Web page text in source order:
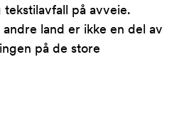
på avveie.
land er ikke en del av
på de store